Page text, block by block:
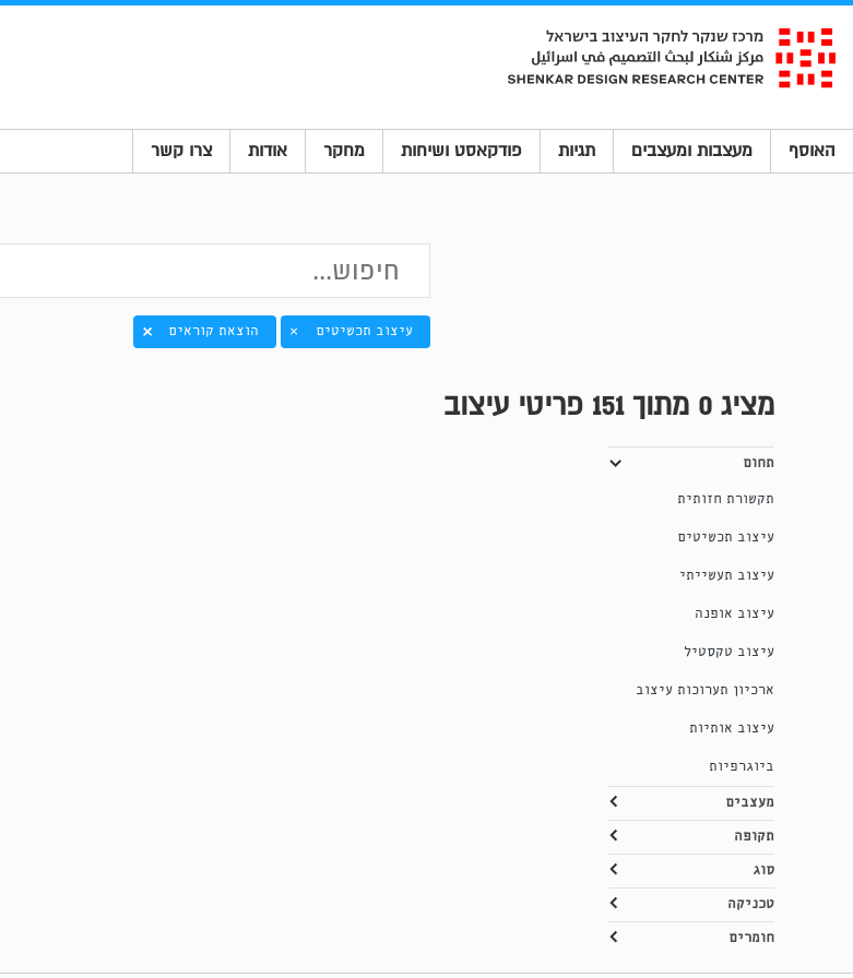
האוסף מעצבות ומעצבים תגיות פודקאסט ושיחות מחקר אודות צרו קשר
עיצוב תכשיטים × הוצאת קוראים
מציג 0 מתוך 151 פריטי עיצוב
תחום
תקשורת חזותית
עיצוב תכשיטים
עיצוב תעשייתי
עיצוב אופנה
עיצוב טקסטיל
ארכיון תערוכות עיצוב
עיצוב אותיות
ביוגרפיות
מעצבים
תקופה
סוג
טכניקה
חומרים